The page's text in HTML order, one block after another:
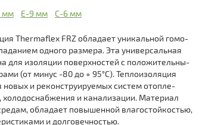
мм Е-9 мм С-6 мм
Thermaflex FRZ обладает уникальной гомо-
одного размера. Эта универсальная
для изоляции поверхностей с положительны-
(от минус -80 до + 95°С). Теплоизоляция
новых и реконструируемых систем отопле-
и канализации. Материал
обладает повышенной влагостойкостью,
и долговечностью.